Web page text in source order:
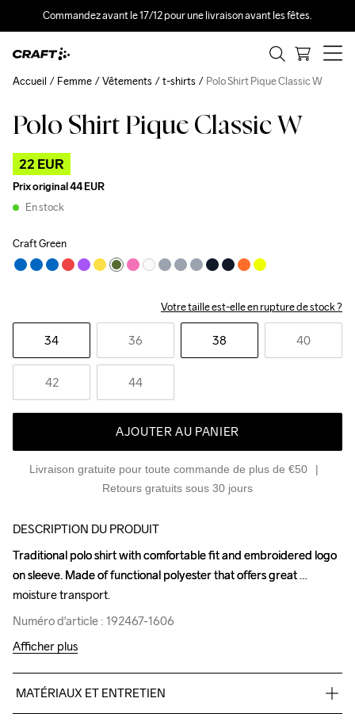
Commandez avant le 17/12 pour une livraison avant les fêtes.
Polo Shirt Pique Classic W
22 EUR
Prix original44 EUR
En stock
Craft Green
Votre taille est-elle en rupture de stock ?
34 36 38 40
42 44
AJOUTER AU PANIER
Livraison gratuite pour toute commande de plus de €50
Retours gratuits sous 30 jours
Accueil Femme Vêtements t-shirts Polo Shirt Pique Classic W
Outlet
DESCRIPTION DU PRODUIT
Traditional polo shirt with comfortable fit and embroidered logo
on sleeve. Made of functional polyester that offers great
moisture transport.
Numéro d'article : 192467-1606
Traditional polo shirt with comfortable fit and embroidered logo
on sleeve. Made of functional polyester that offers great
moisture transport.
Numéro d'article : 192467-1606
Afficher plus
MATÉRIAUX ET ENTRETIEN